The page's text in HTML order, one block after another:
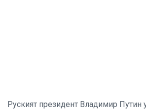
Руският президент Владимир Путин